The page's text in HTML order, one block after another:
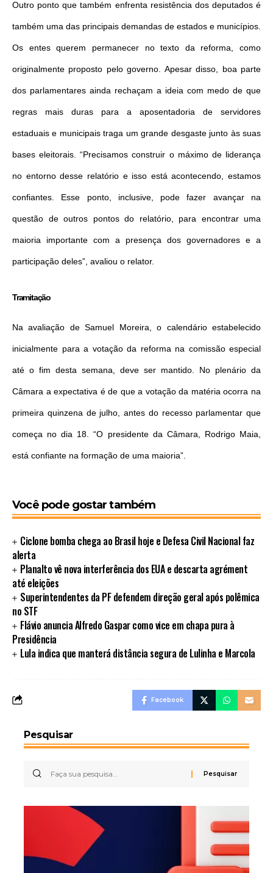
Outro ponto que também enfrenta resistência dos deputados é
também uma das principais demandas de estados e municípios.
Os entes querem permanecer no texto da reforma, como
originalmente proposto pelo governo. Apesar disso, boa parte
dos parlamentares ainda rechaçam a ideia com medo de que
regras mais duras para a aposentadoria de servidores
estaduais e municipais traga um grande desgaste junto às suas
bases eleitorais. “Precisamos construir o máximo de liderança
no entorno desse relatório e isso está acontecendo, estamos
confiantes. Esse ponto, inclusive, pode fazer avançar na
questão de outros pontos do relatório, para encontrar uma
maioria importante com a presença dos governadores e a
participação deles”, avaliou o relator.
Tramitação
Na avaliação de Samuel Moreira, o calendário estabelecido
inicialmente para a votação da reforma na comissão especial
até o fim desta semana, deve ser mantido. No plenário da
Câmara a expectativa é de que a votação da matéria ocorra na
primeira quinzena de julho, antes do recesso parlamentar que
começa no dia 18. “O presidente da Câmara, Rodrigo Maia,
está confiante na formação de uma maioria”.
Você pode gostar também
Ciclone bomba chega ao Brasil hoje e Defesa Civil Nacional faz
alerta
Planalto vê nova interferência dos EUA e descarta agrément
até eleições
Superintendentes da PF defendem direção geral após polêmica
no STF
Flávio anuncia Alfredo Gaspar como vice em chapa pura à
Presidência
Lula indica que manterá distância segura de Lulinha e Marcola
Facebook
Pesquisar